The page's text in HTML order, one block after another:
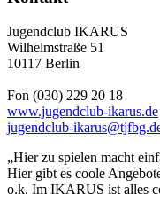
Jugendclub IKARUS
Wilhelmstraße 51
10117 Berlin
Fon (030) 229 20 18
www.jugendclub-ikarus.de
jugendclub-ikarus@
„Hier zu spielen macht
Hier gibt es coole
o.k. Im IKARUS ist alles